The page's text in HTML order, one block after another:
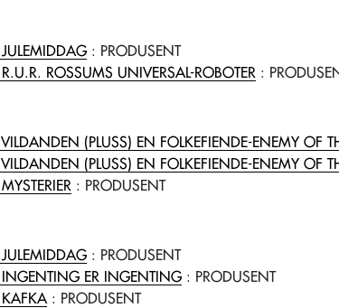
JULEMIDDAG: PRODUSENT
R.U.R. ROSSUMS UNIVERSAL-ROBOTER :
VILDANDEN (PLUSS) EN FOLKEFIENDE-ENEMY OF
VILDANDEN (PLUSS) EN FOLKEFIENDE-ENEMY OF
MYSTERIER : PRODUSENT
JULEMIDDAG: PRODUSENT
INGENTING ER INGENTING: PRODUSENT
KAFKA : PRODUSENT